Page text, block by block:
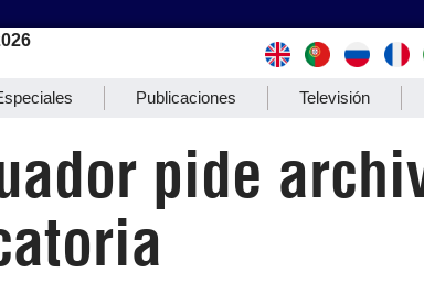
Publicaciones Televisión
pide